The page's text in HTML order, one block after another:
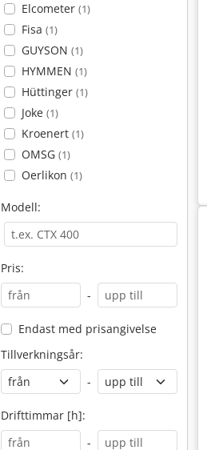
Elcometer (1)
Fisa (1)
GUYSON (1)
HYMMEN (1)
Hüttinger (1)
Joke (1)
Kroenert (1)
OMSG (1)
Oerlikon (1)
Modell:
Pris:
-
Endast med prisangivelse
Tillverkningsår:
-
Drifttimmar [h]:
-